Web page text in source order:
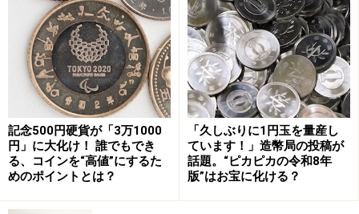
活動時期も終盤戦に入り、活動を辞めようか迷っていた
時期でしたので、あきらめずに動き続けて良かったと思
っています。現在は実家住まいですが、大学入学後に実
家を出て30年、ひとりで東京で頑張れたのは、新卒で正
社員になれたからだと思っています」
「入社5年目で新入社員に給与を抜かれまし
た」
女性は現在の年収や暮らしに就職氷河期の影響を感じて
記念500円硬貨が「3万1000
円」に大化け！ 誰でもでき
る、コインを“高値”にするた
めのポイントとは？
「久しぶりに1円玉を量産し
ています！」造幣局の投稿が
話題。“ピカピカの令和8年
版”はお宝に化ける？